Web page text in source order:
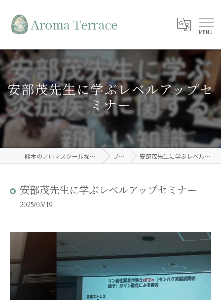
安部茂先生に学ぶレベルアップセ
ミナー
熊本のアロマスクールならAroma Terrace ブログ 安部茂先生に学ぶレベルアップセミナー
安部茂先生に学ぶレベルアップセミナー
2025/03/19